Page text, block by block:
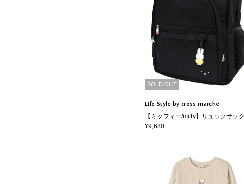
SOLD OUT
Life Style by cross marche
【ミッフィー/miffy】リュックサック
¥9,680